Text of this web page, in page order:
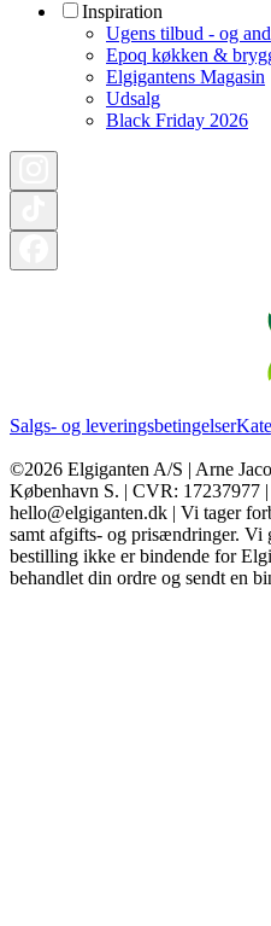
Inspiration
Ugens tilbud - og
Epoq køkken &
Elgigantens Magasin
Udsalg
Black Friday 2026
Salgs- og leveringsbetingelser
©2026 Elgiganten A/S | Arne
København S. | CVR: 17237977
hello@elgiganten.dk | Vi tager
samt afgifts- og prisændringer.
bestilling ikke er bindende for
behandlet din ordre og sendt en